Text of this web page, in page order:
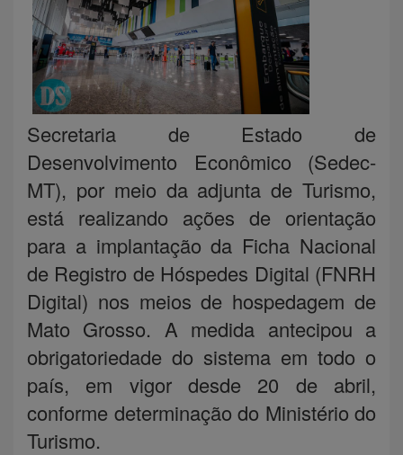
Secretaria de Estado de
Desenvolvimento Econômico (Sedec-
MT), por meio da adjunta de Turismo,
está realizando ações de orientação
para a implantação da Ficha Nacional
de Registro de Hóspedes Digital (FNRH
Digital) nos meios de hospedagem de
Mato Grosso. A medida antecipou a
obrigatoriedade do sistema em todo o
país, em vigor desde 20 de abril,
conforme determinação do Ministério do
Turismo.